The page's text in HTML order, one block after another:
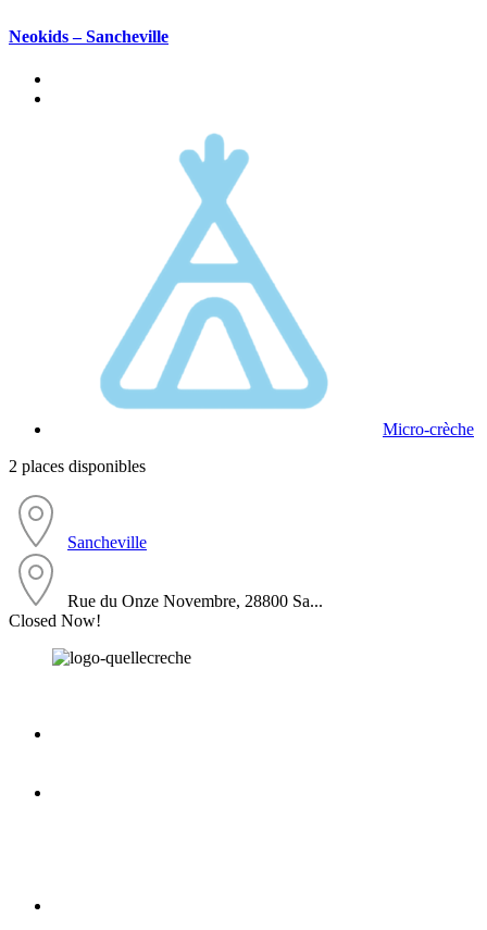
Neokids – Sancheville
Micro-crèche
2 places disponibles
Sancheville
Rue du Onze Novembre, 28800 Sa...
Closed Now!